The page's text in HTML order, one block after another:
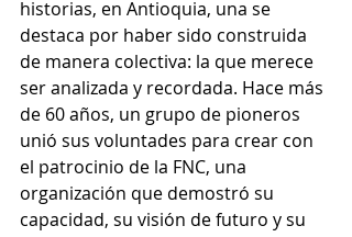
historias, en Antioquia, una se
destaca por haber sido construida
de manera colectiva: la que merece
ser analizada y recordada. Hace más
de 60 años, un grupo de pioneros
unió sus voluntades para crear con
el patrocinio de la FNC, una
organización que demostró su
capacidad, su visión de futuro y su